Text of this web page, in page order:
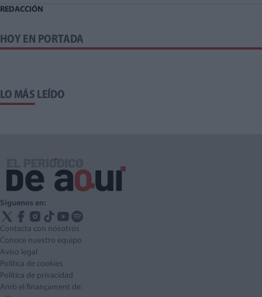
REDACCIÓN
HOY EN PORTADA
LO MÁS LEÍDO
Síguenos en:
Contacta con nosotros
Conoce nuestro equipo
Aviso legal
Política de cookies
Política de privacidad
Amb el finançament de: